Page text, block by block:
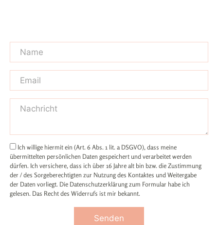
Ich willige hiermit ein (Art. 6 Abs. 1 lit. a DSGVO), dass meine
übermittelten persönlichen Daten gespeichert und verarbeitet werden
dürfen. Ich versichere, dass ich über 16 Jahre alt bin bzw. die Zustimmung
der / des Sorgeberechtigten zur Nutzung des Kontaktes und Weitergabe
der Daten vorliegt. Die Datenschutzerklärung zum Formular habe ich
gelesen. Das Recht des Widerrufs ist mir bekannt.